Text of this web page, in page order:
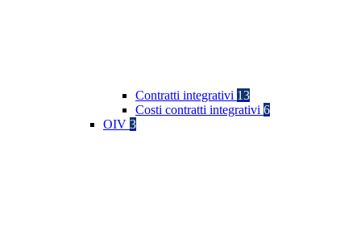
Contratti integrativi 13
Costi contratti integrativi 6
OIV 3